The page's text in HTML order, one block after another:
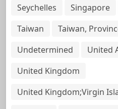
Seychelles
Singapore
Taiwan
Taiwan,
Undetermined
United
United Kingdom
United Kingdom;Virgin